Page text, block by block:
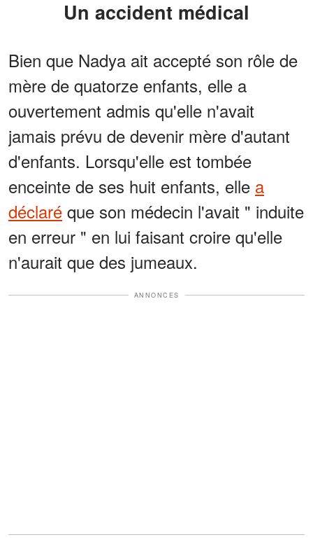
Un accident médical
Bien que Nadya ait accepté son rôle de
mère de quatorze enfants, elle a
ouvertement admis qu'elle n'avait
jamais prévu de devenir mère d'autant
d'enfants. Lorsqu'elle est tombée
enceinte de ses huit enfants, elle a
déclaré que son médecin l'avait " induite
en erreur " en lui faisant croire qu'elle
n'aurait que des jumeaux.
ANNONCES